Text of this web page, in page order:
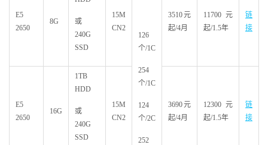
E5
2650
8G
或
240G
SSD
15M
CN2
126
个/1C
254
个/1C
124
个/2C
252
3510元
起/4月
11700元
起/1.5年
链
接
E5
2650
16G
1TB
HDD
或
240G
SSD
15M
CN2
3690元
起/4月
12300元
起/1.5年
链
接